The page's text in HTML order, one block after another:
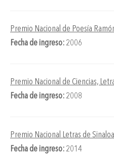
Premio Nacional de Poesía
Fecha de ingreso: 2006
Premio Nacional de Ciencias,
Fecha de ingreso: 2008
Premio Nacional Letras de Sinaloa
Fecha de ingreso: 2014